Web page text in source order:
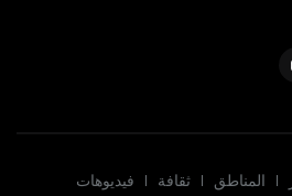
المناطق ثقافة فيديوهات